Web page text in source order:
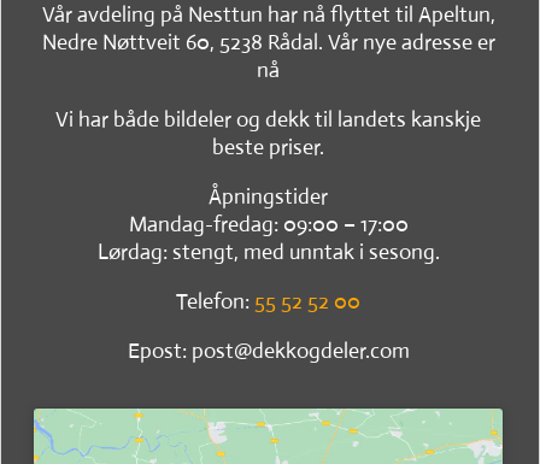
Vår avdeling på Nesttun har nå flyttet til Apeltun,
Nedre Nøttveit 60, 5238 Rådal. Vår nye adresse er
nå
Vi har både bildeler og dekk til landets kanskje
beste priser.
Åpningstider
Mandag-fredag: 09:00 – 17:00
Lørdag: stengt, med unntak i sesong.
Telefon: 55 52 52 00
Epost: post@dekkogdeler.com